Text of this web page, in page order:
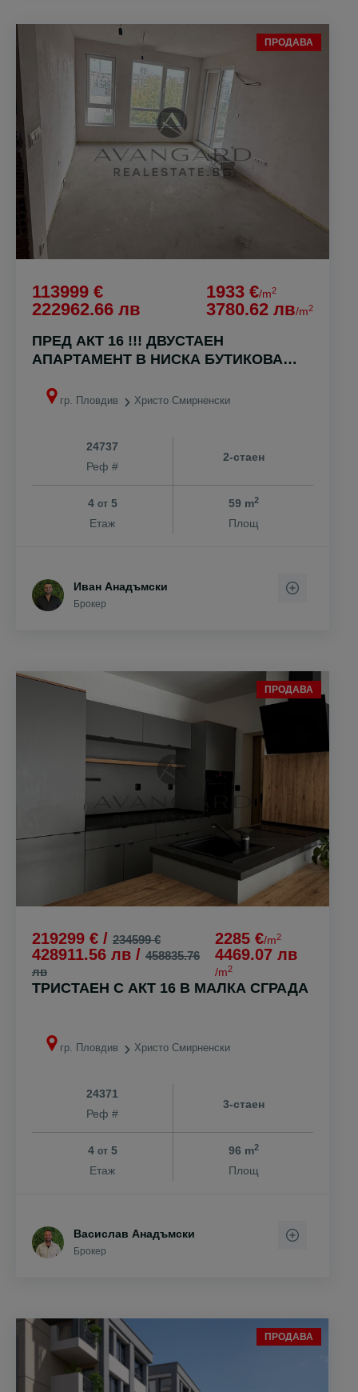
ПРОДАВА
113999 €
222962.66 лв
1933 €/m2
3780.62 лв/m2
ПРЕД АКТ 16 !!! ДВУСТАЕН
АПАРТАМЕНТ В НИСКА БУТИКОВА
гр. Пловдив Христо Смирненски
24737
Реф #
2-стаен
4 от5
Етаж
59 m2
Площ
Иван Анадъмски
Брокер
ПРОДАВА
219299 € / 234599 €
428911.56 лв / 458835.76
лв
2285 €/m2
4469.07 лв
/m2
ТРИСТАЕН С АКТ 16 В МАЛКА СГРАДА
гр. Пловдив Христо Смирненски
24371
Реф #
3-стаен
4 от5
Етаж
96 m2
Площ
Васислав Анадъмски
Брокер
ПРОДАВА